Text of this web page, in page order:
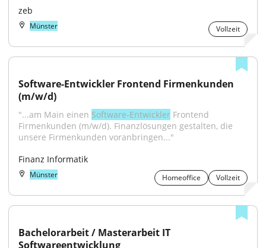
zeb
Münster Vollzeit
Software-Entwickler Frontend Firmenkunden
(m/w/d)
"...am Main einen Software-Entwickler Frontend
Firmenkunden (m/w/d). Finanzlösungen gestalten, die
unsere Firmenkunden voranbringen..."
Finanz Informatik
Münster Homeoffice Vollzeit
Bachelorarbeit / Masterarbeit IT
Softwareentwicklung